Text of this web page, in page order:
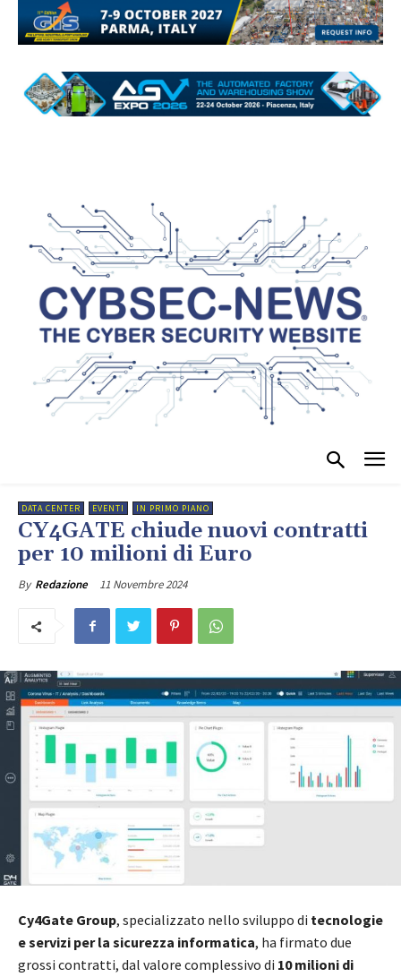
DATA CENTER EVENTI IN PRIMO PIANO
CY4GATE chiude nuovi contratti
per 10 milioni di Euro
By Redazione 11 Novembre 2024
Cy4Gate Group, specializzato nello sviluppo di tecnologie
e servizi per la sicurezza informatica, ha firmato due
grossi contratti, dal valore complessivo di 10 milioni di